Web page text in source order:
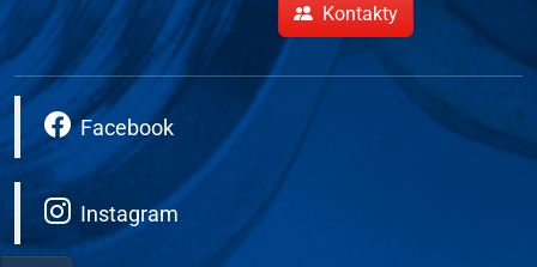
Kontakty
Facebook
Instagram